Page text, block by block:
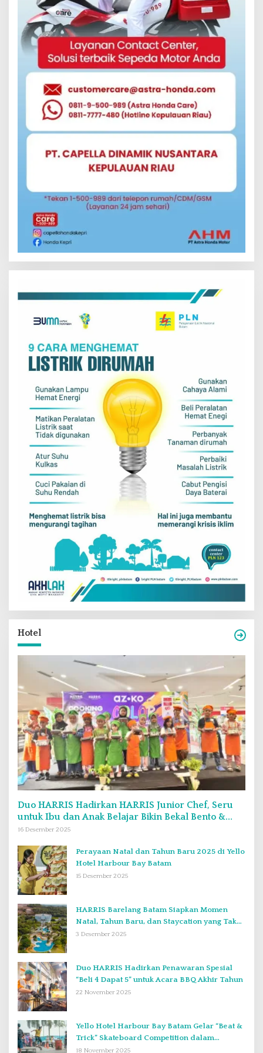
Hotel
Duo HARRIS Hadirkan HARRIS Junior Chef, Seru
untuk Ibu dan Anak Belajar Bikin Bekal Bento &
Kimbab
16 Desember 2025
Perayaan Natal dan Tahun Baru 2025 di Yello
Hotel Harbour Bay Batam
15 Desember 2025
HARRIS Barelang Batam Siapkan Momen
Natal, Tahun Baru, dan Staycation yang Tak
Terlupakan di Desember 2025
3 Desember 2025
Duo HARRIS Hadirkan Penawaran Spesial
“Beli 4 Dapat 5” untuk Acara BBQ Akhir Tahun
22 November 2025
Yello Hotel Harbour Bay Batam Gelar “Beat &
Trick” Skateboard Competition dalam
Perayaan Anniversary ke-2
18 November 2025